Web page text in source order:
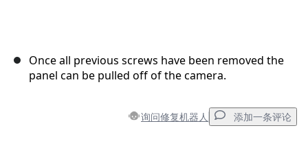
Once all previous screws have been removed the
panel can be pulled off of the camera.
询问修复机器人 添加一条评论